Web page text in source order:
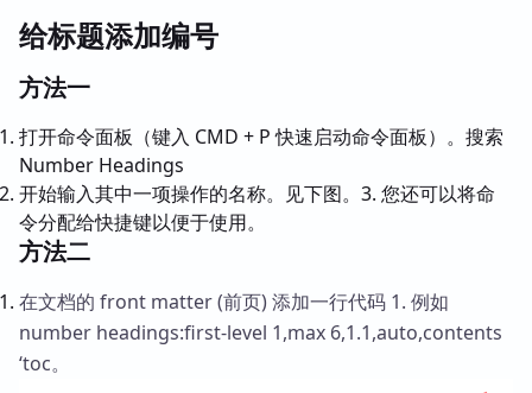
给标题添加编号
方法一
打开命令面板（键入 CMD + P 快速启动命令面板）。搜索
Number Headings
开始输入其中一项操作的名称。见下图。3. 您还可以将命
令分配给快捷键以便于使用。
方法二
在文档的 front matter (前页) 添加一行代码 1. 例如
number headings:first-level 1,max 6,1.1,auto,contents
‘toc。